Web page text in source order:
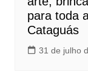
para toda
Cataguás
31 de julho